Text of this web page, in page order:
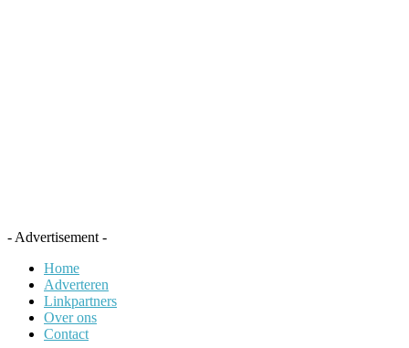
- Advertisement -
Home
Adverteren
Linkpartners
Over ons
Contact